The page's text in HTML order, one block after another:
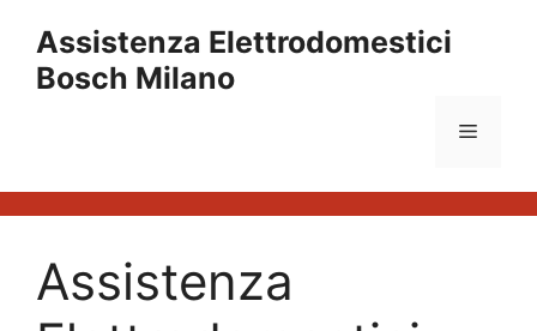
contenuto
Assistenza Elettrodomestici
Bosch Milano
Menu
Assistenza